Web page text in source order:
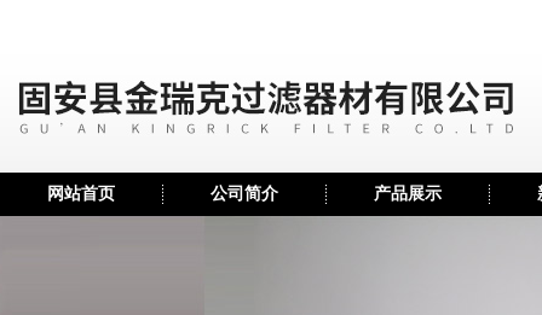
网站首页 公司简介 产品展示